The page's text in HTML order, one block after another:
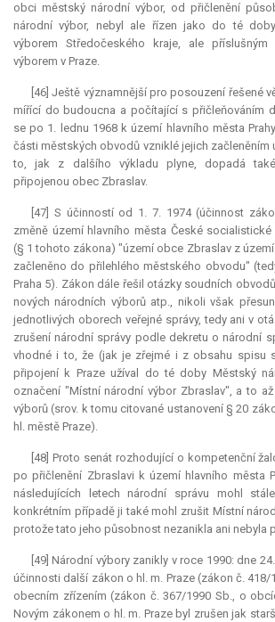
obci městský národní výbor, od přičlenění
národní výbor, nebyl ale řízen jako do té
výborem Středočeského kraje, ale příslušným
výborem v Praze.
[46] Ještě významnější pro posouzení řešené
mířící do budoucna a počítající s přičleňováním
se po 1. lednu 1968 k území hlavního města
části městských obvodů vzniklé jejich začleněním
to, jak z dalšího výkladu plyne, dopadá
připojenou obec Zbraslav.
[47] S účinností od 1. 7. 1974 (účinnost
změně území hlavního města České
(§ 1 tohoto zákona) "území obce Zbraslav z území
začleněno do přilehlého městského obvodu"
Praha 5). Zákon dále řešil otázky soudních
nových národních výborů atp., nikoli však
jednotlivých oborech veřejné správy, tedy ani v
zrušení národní správy podle dekretu o národní
vhodné i to, že (jak je zřejmé i z obsahu spisu
připojení k Praze užíval do té doby Městský
označení "Místní národní výbor Zbraslav", a to
výborů (srov. k tomu citované ustanovení § 20
hl. městě Praze).
[48] Proto senát rozhodující o kompetenční
po přičlenění Zbraslavi k území hlavního města
následujících letech národní správu mohl
konkrétním případě ji také mohl zrušit Místní
protože tato jeho působnost nezanikla ani nebyla
[49] Národní výbory zanikly v roce 1990: dne
účinnosti další zákon o hl. m. Praze (zákon č. 418/
obecním zřízením (zákon č. 367/1990 Sb., o
Novým zákonem o hl. m. Praze byl zrušen jak